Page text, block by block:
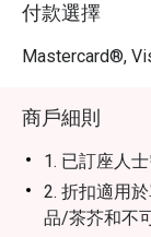
付款選擇
Mastercard®,
商戶細則
1. 已訂座人
2. 折扣適用
品/茶芥和不